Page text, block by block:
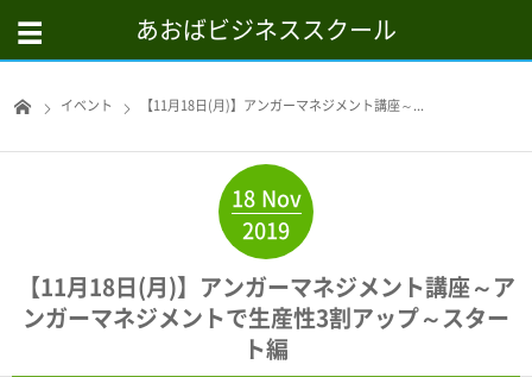
あおばビジネススクール
イベント 【11月18日(月)】アンガーマネジメント講座～...
18 Nov
2019
【11月18日(月)】アンガーマネジメント講座～ア
ンガーマネジメントで生産性3割アップ～スター
ト編